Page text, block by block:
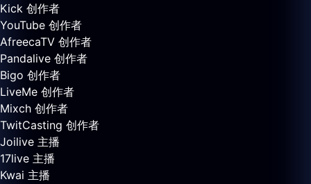
Kick 创作者
YouTube 创作者
AfreecaTV 创作者
Pandalive 创作者
Bigo 创作者
LiveMe 创作者
Mixch 创作者
TwitCasting 创作者
Joilive 主播
17live 主播
Kwai 主播